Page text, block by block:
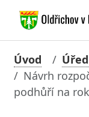
Úvod
Návrh
podhůří na